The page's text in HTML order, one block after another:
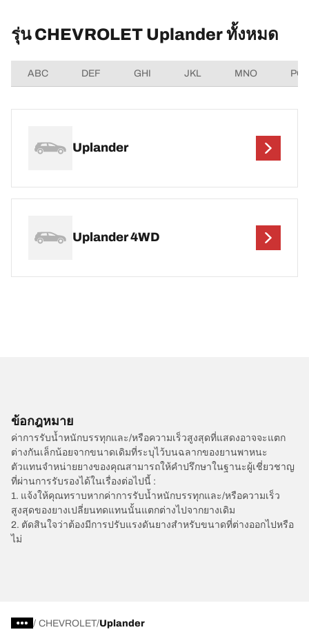
รุ่น CHEVROLET Uplander ทั้งหมด
ABC DEF GHI JKL MNO
Uplander
Uplander 4WD
ข้อกฎหมาย
ค่าการรับน้ำหนักบรรทุกและ/หรือความเร็วสูงสุดที่แสดงอาจจะแตก
ต่างกันเล็กน้อยจากขนาดเดิมที่ระบุไว้บนฉลากของยานพาหนะ
ตัวแทนจำหน่ายยางของคุณสามารถให้คำปรึกษาในฐานะผู้เชี่ยวชาญ
ที่ผ่านการรับรองได้ในเรื่องต่อไปนี้ :
1. แจ้งให้คุณทราบหากค่าการรับน้ำหนักบรรทุกและ/หรือความเร็ว
สูงสุดของยางเปลี่ยนทดแทนนั้นแตกต่างไปจากยางเดิม
2. ตัดสินใจว่าต้องมีการปรับแรงดันยางสำหรับขนาดที่ต่างออกไปหรือ
ไม่
/ CHEVROLET Uplander